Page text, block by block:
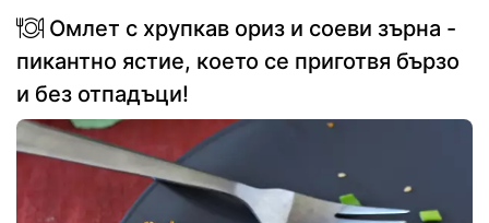
Омлет с хрупкав ориз и соеви зърна -
пикантно ястие, което се приготвя бързо
и без отпадъци!